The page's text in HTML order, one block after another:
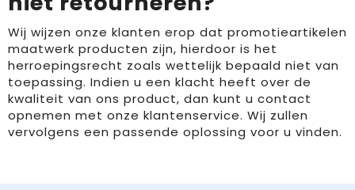
Drukwerk
Binnenreclame
Buitenreclame
Werkkleding
Caps, Hoeden en Mutsen
E.H.B.O.
Gereedschap
Handschoenen en Sjaals
Broeken en Rokken
Caps, Hoeden en Mutsen
Dekens, Fleecedekens en Kussens
Gilets
Boodschappentassen
Crossbody tassen
Documententassen
Duffeltassen
Waterdichte tassen
Paraplu's
Strandstoelen
Zonneschermen
Custom Made
Wij wijzen onze klanten erop dat promotieartikelen
maatwerk producten zijn, hierdoor is het
herroepingsrecht zoals wettelijk bepaald niet van
toepassing. Indien u een klacht heeft over de
kwaliteit van ons product, dan kunt u contact
opnemen met onze klantenservice. Wij zullen
vervolgens een passende oplossing voor u vinden.